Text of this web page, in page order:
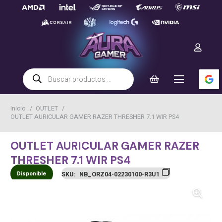
Búsqueda
de
productos
Inicio / OUTLET /
OUTLET AURICULAR GAMER RAZER THRESHER 7.1 WIR PS4
OUTLET AURICULAR GAMER RAZER
THRESHER 7.1 WIR PS4
Disponible SKU: NB_ORZ04-02230100-R3U1